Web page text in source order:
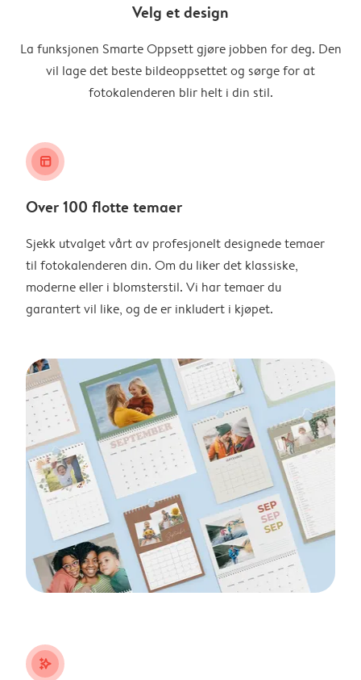
Velg et design
La funksjonen Smarte Oppsett gjøre jobben for deg. Den
vil lage det beste bildeoppsettet og sørge for at
fotokalenderen blir helt i din stil.
layout_alt
Over 100 flotte temaer
Sjekk utvalget vårt av profesjonelt designede temaer
til fotokalenderen din. Om du liker det klassiske,
moderne eller i blomsterstil. Vi har temaer du
garantert vil like, og de er inkludert i kjøpet.
stars_plus